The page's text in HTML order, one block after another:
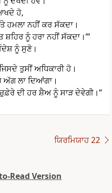
ਹੋ,
ਹਮਲਾ ਨਹੀਂ ਕਰ ਸੱਕਦਾ।
ਨੂੰ ਹਰਾ ਨਹੀਂ ਸੱਕਦਾ।’”
ਨੂੰ ਸੁਣੋ।
ਤੁਸੀਂ ਅਧਿਕਾਰੀ ਹੋ।
ਅੱਗ ਲਾ ਦਿਆਂਗਾ।
ਦੀ ਹਰ ਸ਼ੈਅ ਨੂੰ ਸਾੜ ਦੇਵੇਗੀ।”
ਯਿਰਮਿਯਾਹ 22
Read Version